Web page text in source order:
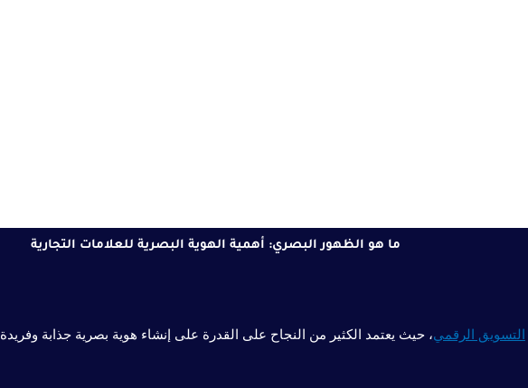
ما هو الظهور البصري: أهمية الهوية البصرية للعلامات التجارية
التسويق الرقمي، حيث يعتمد الكثير من النجاح على القدرة على إنشاء هوية بصرية جذابة وفريدة